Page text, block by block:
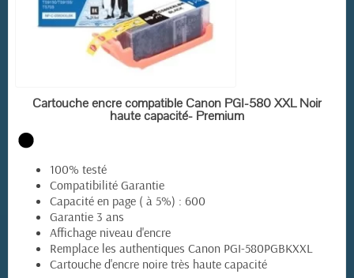
EN STOCK
Cartouche encre compatible Canon PGI-580 XXL Noir
haute capacité- Premium
100% testé
Compatibilité Garantie
Capacité en page ( à 5%) : 600
Garantie 3 ans
Affichage niveau d'encre
Remplace les authentiques Canon PGI-580PGBKXXL
Cartouche d'encre noire très haute capacité